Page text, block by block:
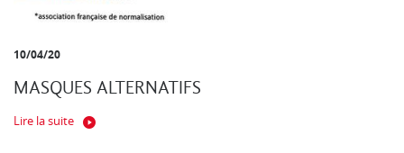
10/04/20
MASQUES ALTERNATIFS
Lire la suite